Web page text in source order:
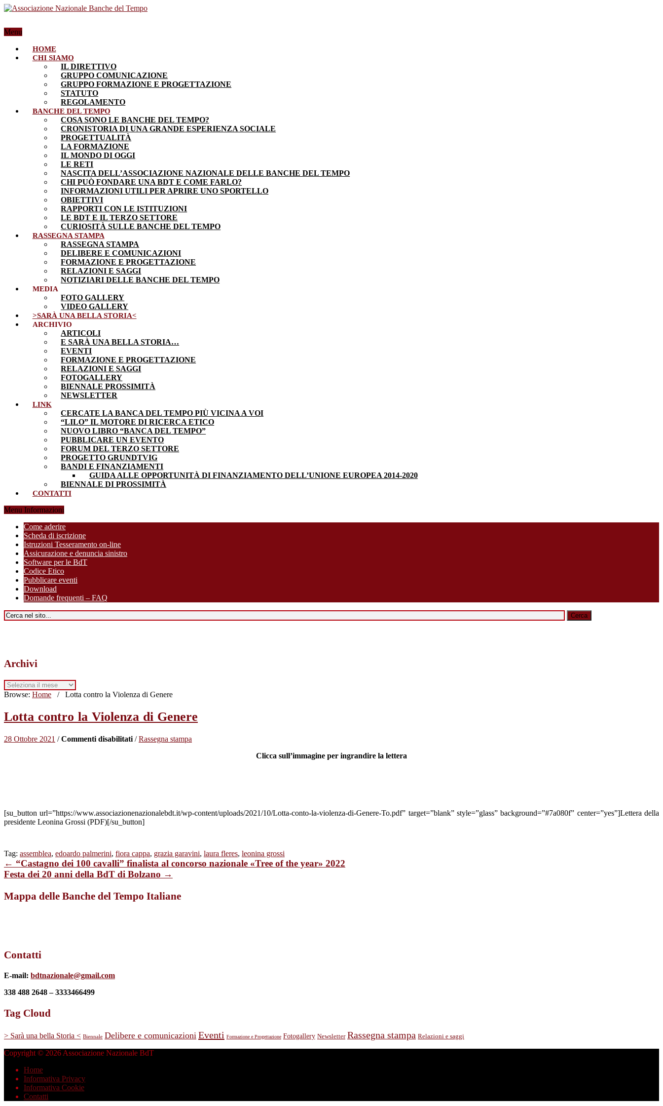
Menu
HOME
CHI SIAMO
IL DIRETTIVO
GRUPPO COMUNICAZIONE
GRUPPO FORMAZIONE E PROGETTAZIONE
STATUTO
REGOLAMENTO
BANCHE DEL TEMPO
COSA SONO LE BANCHE DEL TEMPO?
CRONISTORIA DI UNA GRANDE ESPERIENZA SOCIALE
PROGETTUALITÀ
LA FORMAZIONE
IL MONDO DI OGGI
LE RETI
NASCITA DELL’ASSOCIAZIONE NAZIONALE DELLE BANCHE DEL TEMPO
CHI PUÒ FONDARE UNA BDT E COME FARLO?
INFORMAZIONI UTILI PER APRIRE UNO SPORTELLO
OBIETTIVI
RAPPORTI CON LE ISTITUZIONI
LE BDT E IL TERZO SETTORE
CURIOSITÀ SULLE BANCHE DEL TEMPO
RASSEGNA STAMPA
RASSEGNA STAMPA
DELIBERE E COMUNICAZIONI
FORMAZIONE E PROGETTAZIONE
RELAZIONI E SAGGI
NOTIZIARI DELLE BANCHE DEL TEMPO
MEDIA
FOTO GALLERY
VIDEO GALLERY
>SARÀ UNA BELLA STORIA<
ARCHIVIO
ARTICOLI
E SARÀ UNA BELLA STORIA…
EVENTI
FORMAZIONE E PROGETTAZIONE
RELAZIONI E SAGGI
FOTOGALLERY
BIENNALE PROSSIMITÀ
NEWSLETTER
LINK
CERCATE LA BANCA DEL TEMPO PIÙ VICINA A VOI
“LILO” IL MOTORE DI RICERCA ETICO
NUOVO LIBRO “BANCA DEL TEMPO”
PUBBLICARE UN EVENTO
FORUM DEL TERZO SETTORE
PROGETTO GRUNDTVIG
BANDI E FINANZIAMENTI
GUIDA ALLE OPPORTUNITÀ DI FINANZIAMENTO DELL’UNIONE EUROPEA 2014-2020
BIENNALE DI PROSSIMITÀ
CONTATTI
Menu Informazioni
Come aderire
Scheda di iscrizione
Istruzioni Tesseramento on-line
Assicurazione e denuncia sinistro
Software per le BdT
Codice Etico
Pubblicare eventi
Download
Domande frequenti – FAQ
Archivi
Archivi
Browse: Home / Lotta contro la Violenza di Genere
Lotta contro la Violenza di Genere
28 Ottobre 2021 /Commenti disabilitatisu
/Rassegna stampa
Clicca sull’immagine per ingrandire la lettera
[su_button url=”https://www.associazionenazionalebdt.it/wp-content/uploads/2021/10/Lotta-conto-la-violenza-di-Genere-To.pdf” target=”blank” style=”glass” background=”#7a080f” center=”yes”]Lettera della
presidente Leonina Grossi (PDF)[/su_button]
Tag: assemblea, edoardo palmerini, fiora cappa, grazia garavini, laura fleres, leonina grossi
← “Castagno dei 100 cavalli” finalista al concorso nazionale «Tree of the year» 2022
Festa dei 20 anni della BdT di Bolzano →
Mappa delle Banche del Tempo Italiane
Contatti
E-mail: bdtnazionale@gmail.com
338 488 2648 – 3333466499
Tag Cloud
> Sarà una bella Storia < Biennale Delibere e comunicazioni Eventi Formazione e Progettazione Fotogallery Newsletter Rassegna stampa Relazioni e saggi
Copyright © 2026 Associazione Nazionale BdT
Home
Informativa Privacy
Informativa Cookie
Contatti